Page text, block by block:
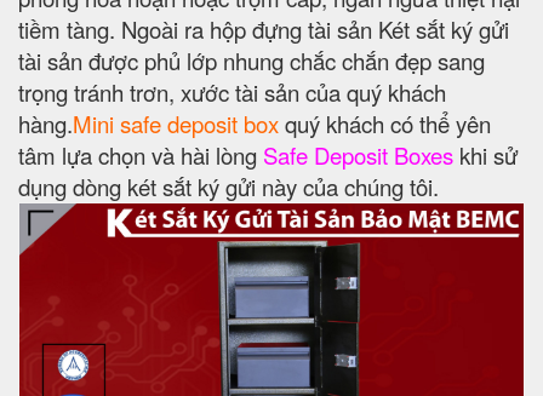
tiềm tàng. Ngoài ra hộp đựng tài sản Két sắt ký gửi
tài sản được phủ lớp nhung chắc chắn đẹp sang
trọng tránh trơn, xước tài sản của quý khách
hàng.Mini safe deposit boxquý khách có thể yên
tâm lựa chọn và hài lòng Safe Deposit Boxes khi sử
dụng dòng két sắt ký gửi này của chúng tôi.